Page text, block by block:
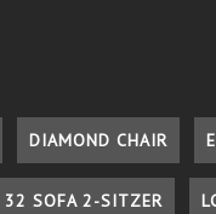
DIAMOND CHAIR
32 SOFA 2-SITZER